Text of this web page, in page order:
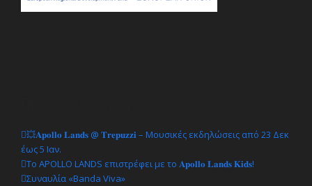
💥𝐀𝐩𝐨𝐥𝐥𝐨 𝐋𝐚𝐧𝐝𝐬 @ 𝐓𝐫𝐞𝐩𝐮𝐳𝐳𝐢 – Μουσικές εκδηλώσεις από 23 Δεκ
έως 5 Ιαν.
Το APOLLO LANDS επιστρέφει με το 𝐀𝐩𝐨𝐥𝐥𝐨 𝐋𝐚𝐧𝐝𝐬 𝐊𝐢𝐝𝐬!
Συναυλία «Banda Viva»